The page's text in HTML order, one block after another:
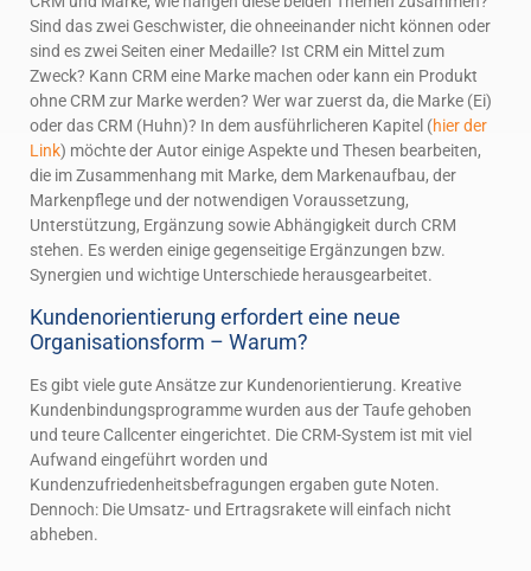
Sind das zwei Geschwister, die ohneeinander nicht können oder
sind es zwei Seiten einer Medaille? Ist CRM ein Mittel zum
Zweck? Kann CRM eine Marke machen oder kann ein Produkt
ohne CRM zur Marke werden? Wer war zuerst da, die Marke (Ei)
oder das CRM (Huhn)? In dem ausführlicheren Kapitel (hier der
Link) möchte der Autor einige Aspekte und Thesen bearbeiten,
die im Zusammenhang mit Marke, dem Markenaufbau, der
Markenpflege und der notwendigen Voraussetzung,
Unterstützung, Ergänzung sowie Abhängigkeit durch CRM
stehen. Es werden einige gegenseitige Ergänzungen bzw.
Synergien und wichtige Unterschiede herausgearbeitet.
Kundenorientierung erfordert eine neue
Organisationsform – Warum?
Es gibt viele gute Ansätze zur Kundenorientierung. Kreative
Kundenbindungsprogramme wurden aus der Taufe gehoben
und teure Callcenter eingerichtet. Die CRM-System ist mit viel
Aufwand eingeführt worden und
Kundenzufriedenheitsbefragungen ergaben gute Noten.
Dennoch: Die Umsatz- und Ertragsrakete will einfach nicht
abheben.